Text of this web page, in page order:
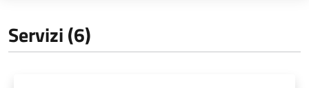
Servizi (6)